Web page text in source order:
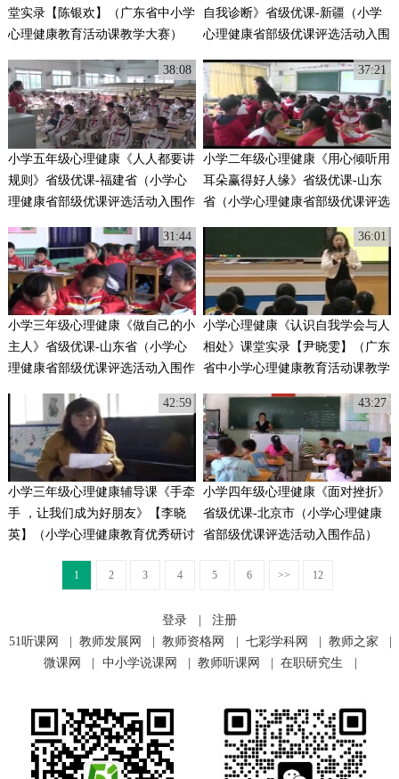
堂实录【陈银欢】（广东省中小学
心理健康教育活动课教学大赛）
自我诊断》省级优课-新疆（小学
心理健康省部级优课评选活动入围
38:08
小学五年级心理健康《人人都要讲
规则》省级优课-福建省（小学心
理健康省部级优课评选活动入围作
37:21
小学二年级心理健康《用心倾听用
耳朵赢得好人缘》省级优课-山东
省（小学心理健康省部级优课评选
31:44
小学三年级心理健康《做自己的小
主人》省级优课-山东省（小学心
理健康省部级优课评选活动入围作
36:01
小学心理健康《认识自我学会与人
相处》课堂实录【尹晓雯】（广东
省中小学心理健康教育活动课教学
42:59
小学三年级心理健康辅导课《手牵
手 ，让我们成为好朋友》【李晓
英】（小学心理健康教育优秀研讨
43:27
小学四年级心理健康《面对挫折》
省级优课-北京市（小学心理健康
省部级优课评选活动入围作品）
1 2 3 4 5 6 >> 12
登录
注册
51听课网
教师发展网 教师资格网 七彩学科网 教师之家
微课网
中小学说课网 教师听课网 在职研究生